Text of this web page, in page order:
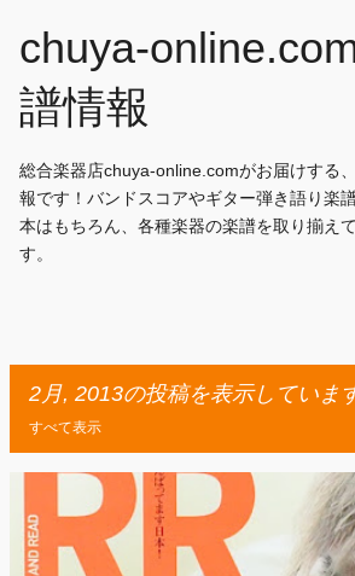
スキップしてメイン コンテ
chuya-
譜情報
総合楽器店chuya-online.comがお届けする
報です！バンドスコアやギター弾き語り楽
本はもちろん、各種楽器の楽譜を取り揃え
す。
2月, 2013の投稿を表示していま
すべて表示
投
稿